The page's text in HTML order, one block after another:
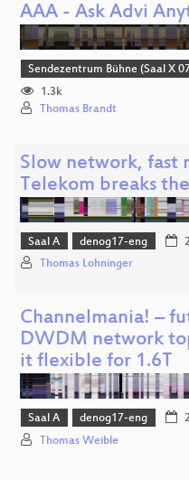
AAA - Ask Advi
Sendezentrum Bühne (Saal X
1.3k
Thomas Brandt
Slow network, fast
Telekom breaks
Saal A denog17-eng
Thomas Lohninger
Channelmania! –
DWDM network
it flexible for 1.6T
Saal A denog17-eng
Thomas Weible